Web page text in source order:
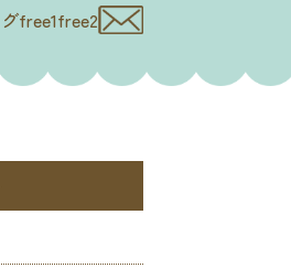
free1free2